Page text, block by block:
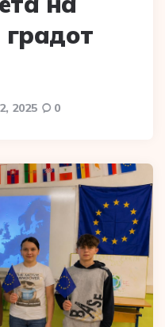
градот
2025 0